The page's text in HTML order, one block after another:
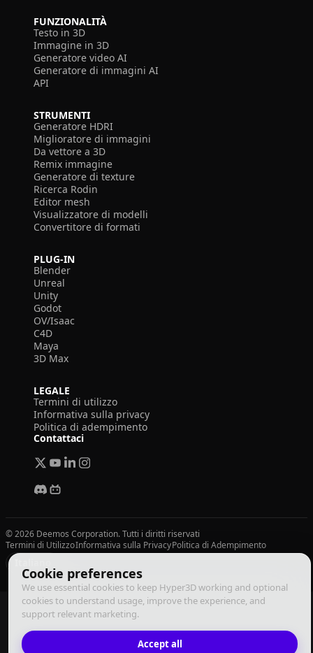
Cookie preferences
We use essential cookies to keep Hyper3D working and optional
cookies to understand usage, improve the experience, and
support relevant marketing.
Accept all
FUNZIONALITÀ
Testo in 3D
Immagine in 3D
Generatore video AI
Generatore di immagini AI
API
STRUMENTI
Generatore HDRI
Miglioratore di immagini
Da vettore a 3D
Remix immagine
Generatore di texture
Ricerca Rodin
Editor mesh
Visualizzatore di modelli
Convertitore di formati
PLUG-IN
Blender
Unreal
Unity
Godot
OV/Isaac
C4D
Maya
3D Max
LEGALE
Termini di utilizzo
Informativa sulla privacy
Politica di adempimento
Contattaci
© 2026 Deemos Corporation. Tutti i diritti riservati
Termini di UtilizzoInformativa sulla PrivacyPolitica di Adempimento